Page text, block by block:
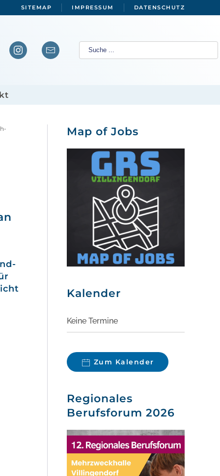
SITEMAP IMPRESSUM DATENSCHUTZ
Map of Jobs
Kalender
Keine Termine
Zum Kalender
Regionales
Berufsforum 2026